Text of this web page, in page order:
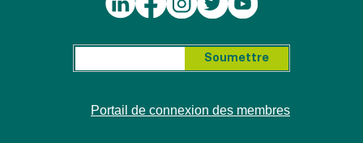
Soumettre
Portail de connexion des membres